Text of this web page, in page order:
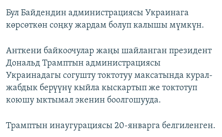
Бул Байдендин администрациясы Украинага
көрсөткөн соңку жардам болуп калышы мүмкүн.
Анткени байкоочулар жаңы шайланган президент
Дональд Трамптын администрациясы
Украинадагы согушту токтотуу максатында курал-
жабдык берүүнү кыйла кыскартып же токтотуп
коюшу ыктымал экенин боолгошууда.
Трамптын инаугурациясы 20-январга белгиленген.